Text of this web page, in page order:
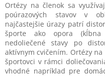
Ortézy na členok sa
poúrazových stavov v
najčastejšie úrazy patrí
športe ako opora (kĺbna
nedoliečené stavy po
aktívnym cvičením. Ortézy
športovci v rámci
vhodné napríklad pre